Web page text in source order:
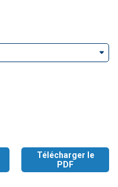
Télécharger le
PDF